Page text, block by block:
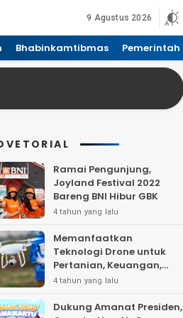
9 Agustus 2026
Bhabinkamtibmas Pemerintah
Ramai Pengunjung,
Joyland Festival 2022
Bareng BNI Hibur GBK
4 tahun yang lalu
Memanfaatkan
Teknologi Drone untuk
Pertanian, Keuangan,
Pertambangan, Real
Telekomunikasi.
4 tahun yang lalu
Dukung Amanat Presiden,